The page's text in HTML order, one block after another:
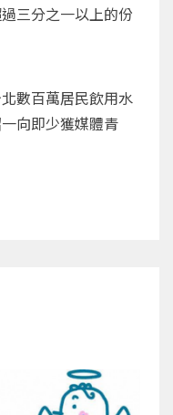
三分之一以上的份
數百萬居民飲用水
向即少獲媒體青